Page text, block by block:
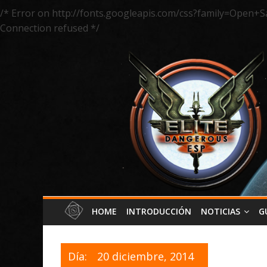
/* Error on http://fonts.googleapis.com/
Connection refused */
HOME INTRODUCCIÓN NOTICIAS
Día: 20 diciembre, 2014